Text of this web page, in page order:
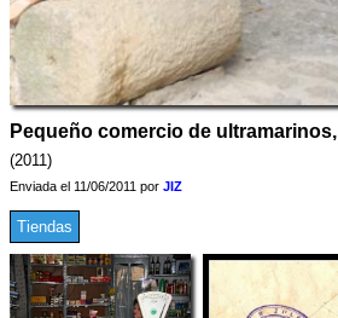
Pequeño comercio de ultramarinos,
(2011)
Enviada el 11/06/2011 por JIZ
Tiendas